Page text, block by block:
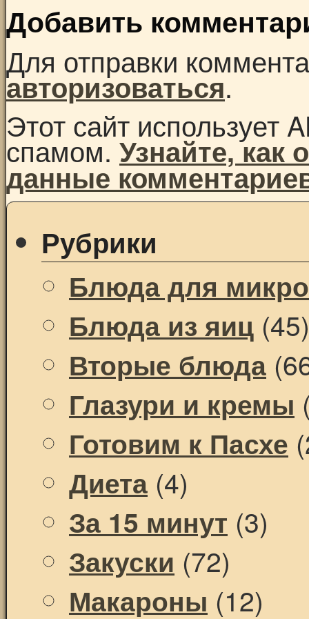
Добавить
Для отправки
авторизоваться.
Этот сайт использует
спамом.Узнайте,
данные
Рубрики
Блюда для
Блюда из яиц (45)
Вторые блюда
Глазури и кремы
Готовим к Пасхе
Диета (4)
За 15 минут (3)
Закуски (72)
Макароны (12)